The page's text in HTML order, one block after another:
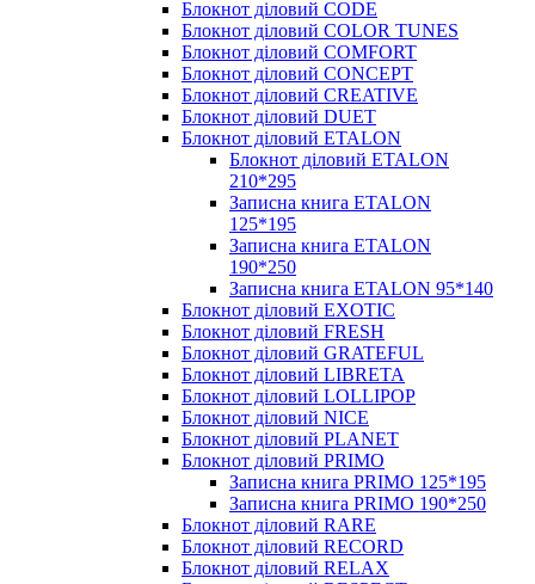
Блокнот діловий CODE
Блокнот діловий COLOR TUNES
Блокнот діловий COMFORT
Блокнот діловий CONCEPT
Блокнот діловий CREATIVE
Блокнот діловий DUET
Блокнот діловий ETALON
Блокнот діловий ETALON
210*295
Записна книга ETALON
125*195
Записна книга ETALON
190*250
Записна книга ETALON 95*140
Блокнот діловий EXOTIC
Блокнот діловий FRESH
Блокнот діловий GRATEFUL
Блокнот діловий LIBRETA
Блокнот діловий LOLLIPOP
Блокнот діловий NICE
Блокнот діловий PLANET
Блокнот діловий PRIMO
Записна книга PRIMO 125*195
Записна книга PRIMO 190*250
Блокнот діловий RARE
Блокнот діловий RECORD
Блокнот діловий RELAX